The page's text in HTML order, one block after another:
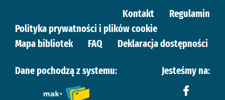
Kontakt
Regulamin
Polityka prywatności i plików cookie
Mapa bibliotek
FAQ Deklaracja dostępności
Dane pochodzą z systemu: Jesteśmy na: